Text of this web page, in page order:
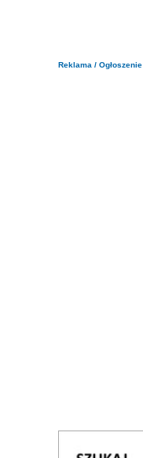
Reklama / Ogłoszenie